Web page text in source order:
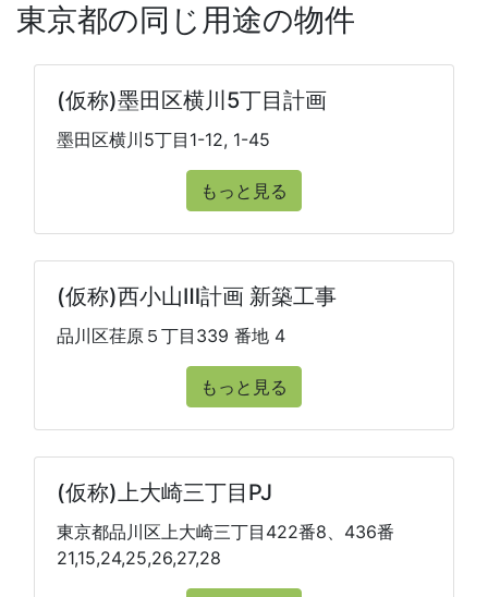
東京都の同じ用途の物件
(仮称)墨田区横川5丁目計画
墨田区横川5丁目1-12, 1-45
もっと見る
(仮称)西小山Ⅲ計画 新築工事
品川区荏原５丁目339 番地 4
もっと見る
(仮称)上大崎三丁目PJ
東京都品川区上大崎三丁目422番8、436番
21,15,24,25,26,27,28